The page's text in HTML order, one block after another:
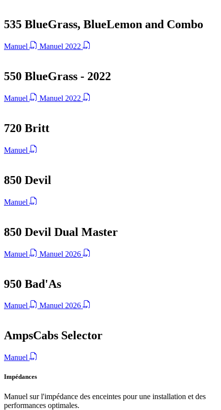
535 BlueGrass, BlueLemon and Combo
Manuel Manuel 2022
550 BlueGrass - 2022
Manuel Manuel 2022
720 Britt
Manuel
850 Devil
Manuel
850 Devil Dual Master
Manuel Manuel 2026
950 Bad'As
Manuel Manuel 2026
AmpsCabs Selector
Manuel
Impédances
Manuel sur l'impédance des enceintes pour une installation et des
performances optimales.